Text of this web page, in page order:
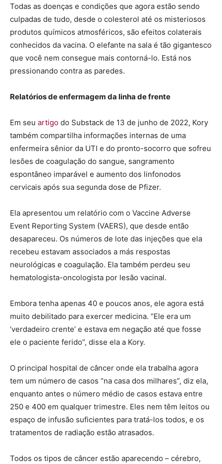
Todas as doenças e condições que agora estão sendo
culpadas de tudo, desde o colesterol até os misteriosos
produtos químicos atmosféricos, são efeitos colaterais
conhecidos da vacina. O elefante na sala é tão gigantesco
que você nem consegue mais contorná-lo. Está nos
pressionando contra as paredes.
Relatórios de enfermagem da linha de frente
Em seu artigo do Substack de 13 de junho de 2022, Kory
também compartilha informações internas de uma
enfermeira sênior da UTI e do pronto-socorro que sofreu
lesões de coagulação do sangue, sangramento
espontâneo imparável e aumento dos linfonodos
cervicais após sua segunda dose de Pfizer.
Ela apresentou um relatório com o Vaccine Adverse
Event Reporting System (VAERS), que desde então
desapareceu. Os números de lote das injeções que ela
recebeu estavam associados a más respostas
neurológicas e coagulação. Ela também perdeu seu
hematologista-oncologista por lesão vacinal.
Embora tenha apenas 40 e poucos anos, ele agora está
muito debilitado para exercer medicina. “Ele era um
‘verdadeiro crente’ e estava em negação até que fosse
ele o paciente ferido”, disse ela a Kory.
O principal hospital de câncer onde ela trabalha agora
tem um número de casos “na casa dos milhares”, diz ela,
enquanto antes o número médio de casos estava entre
250 e 400 em qualquer trimestre. Eles nem têm leitos ou
espaço de infusão suficientes para tratá-los todos, e os
tratamentos de radiação estão atrasados.
Todos os tipos de câncer estão aparecendo – cérebro,